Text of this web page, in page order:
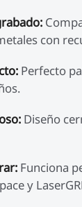
con
Perfecto
Diseño
Funciona
y